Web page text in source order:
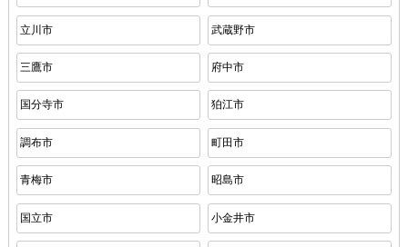
立川市 武蔵野市
三鷹市 府中市
国分寺市 狛江市
調布市 町田市
青梅市 昭島市
国立市 小金井市